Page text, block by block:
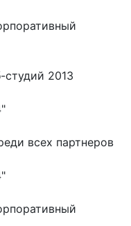
студий 2013
всех партнеров